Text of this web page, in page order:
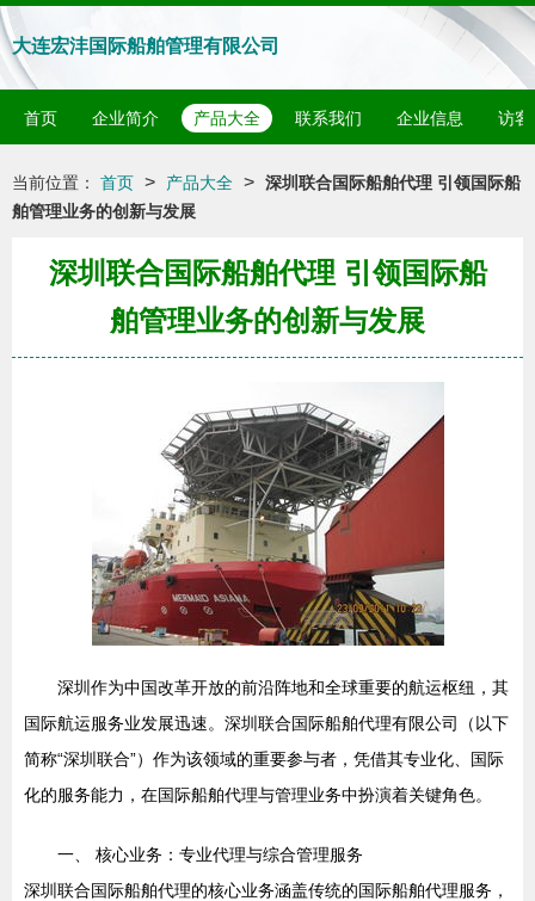
大连宏沣国际船舶管理有限公司
首页 企业简介 产品大全 联系我们 企业信息 访客
当前位置： 首页 > 产品大全 > 深圳联合国际船舶代理 引领国际船
舶管理业务的创新与发展
深圳联合国际船舶代理 引领国际船
舶管理业务的创新与发展
深圳作为中国改革开放的前沿阵地和全球重要的航运枢纽，其
国际航运服务业发展迅速。深圳联合国际船舶代理有限公司（以下
简称“深圳联合”）作为该领域的重要参与者，凭借其专业化、国际
化的服务能力，在国际船舶代理与管理业务中扮演着关键角色。
一、 核心业务：专业代理与综合管理服务
深圳联合国际船舶代理的核心业务涵盖传统的国际船舶代理服务，